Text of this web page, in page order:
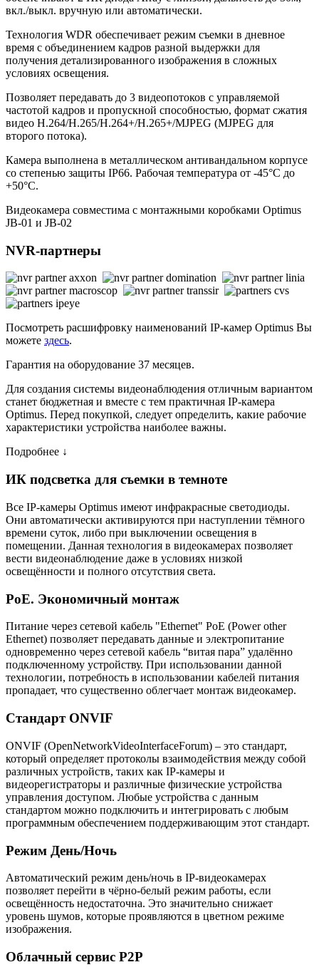
вкл./выкл. вручную или автоматически.
Технология WDR обеспечивает режим съемки в дневное
время с объединением кадров разной выдержки для
получения детализированного изображения в сложных
условиях освещения.
Позволяет передавать до 3 видеопотоков с управляемой
частотой кадров и пропускной способностью, формат сжатия
видео Н.264/H.265/Н.264+/H.265+/MJPEG (MJPEG для
второго потока).
Камера выполнена в металлическом антивандальном корпусе
со степенью защиты IP66. Рабочая температура от -45°С до
+50°С.
Видеокамера совместима с монтажными коробками Optimus
JB-01 и JB-02
NVR-партнеры
Посмотреть расшифровку наименований IP-камер Optimus Вы
можете здесь.
Гарантия на оборудование 37 месяцев.
Для создания системы видеонаблюдения отличным вариантом
станет бюджетная и вместе с тем практичная IP-камера
Optimus. Перед покупкой, следует определить, какие рабочие
характеристики устройства наиболее важны.
Подробнее ↓
ИК подсветка для съемки в темноте
Все IP-камеры Optimus имеют инфракрасные светодиоды.
Они автоматически активируются при наступлении тёмного
времени суток, либо при выключении освещения в
помещении. Данная технология в видеокамерах позволяет
вести видеонаблюдение даже в условиях низкой
освещённости и полного отсутствия света.
PoE. Экономичный монтаж
Питание через сетевой кабель "Ethernet" PoE (Power other
Ethernet) позволяет передавать данные и электропитание
одновременно через сетевой кабель “витая пара” удалённо
подключенному устройству. При использовании данной
технологии, потребность в использовании кабелей питания
пропадает, что существенно облегчает монтаж видеокамер.
Стандарт ONVIF
ONVIF (OpenNetworkVideoInterfaceForum) – это стандарт,
который определяет протоколы взаимодействия между собой
различных устройств, таких как IP-камеры и
видеорегистраторы и различные физические устройства
управления доступом. Любые устройства с данным
стандартом можно подключить и интегрировать с любым
программным обеспечением поддерживающим этот стандарт.
Режим День/Ночь
Автоматический режим день/ночь в IP-видеокамерах
позволяет перейти в чёрно-белый режим работы, если
освещённость недостаточна. Это значительно снижает
уровень шумов, которые проявляются в цветном режиме
изображения.
Облачный сервис P2P